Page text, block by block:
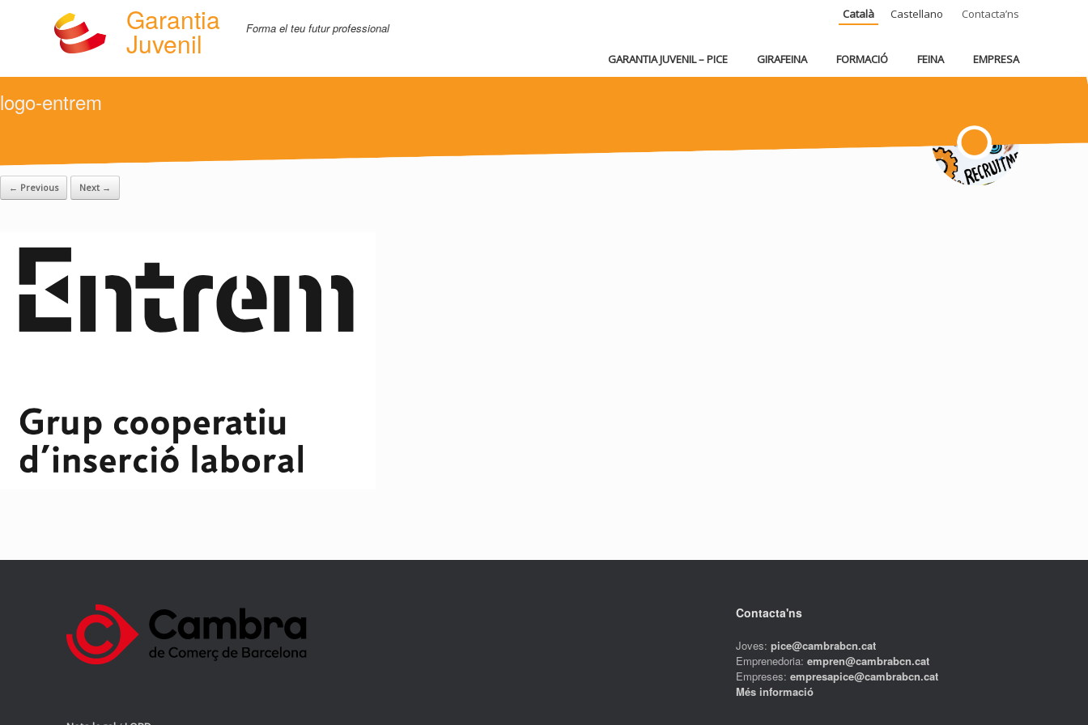
Garantia
Juvenil Forma el teu futur professional
Català Castellano Contacta’ns
GARANTIA JUVENIL – PICE GIRAFEINA FORMACIÓ FEINA EMPRESA
logo-entrem
← Previous Next →
Contacta'ns
Joves: pice@cambrabcn.cat
Emprenedoria: empren@cambrabcn.cat
Empreses: empresapice@cambrabcn.cat
Més informació